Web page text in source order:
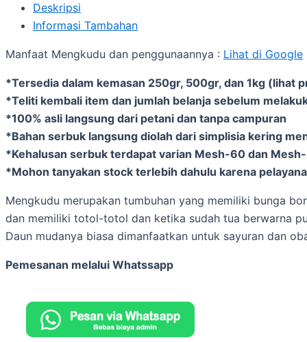
Deskripsi
Informasi Tambahan
Manfaat Mengkudu dan penggunaannya : Lihat di Google
*Tersedia dalam kemasan 250gr, 500gr, dan 1kg (lihat
*Teliti kembali item dan jumlah belanja sebelum
*100% asli langsung dari petani dan tanpa campuran
*Bahan serbuk langsung diolah dari simplisia kering
*Kehalusan serbuk terdapat varian Mesh-60 dan
*Mohon tanyakan stock terlebih dahulu karena
Mengkudu merupakan tumbuhan yang memiliki bunga
dan memiliki totol-totol dan ketika sudah tua berwarna
Daun mudanya biasa dimanfaatkan untuk sayuran dan
Pemesanan melalui Whatssapp